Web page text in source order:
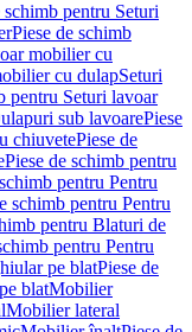
schimb pentru Seturi
Piese de schimb
mobilier cu
cu dulapSeturi
pentru Seturi lavoar
sub lavoarePiese
chiuvetePiese de
Piese de schimb pentru
pentru Pentru
schimb pentru Pentru
pentru Blaturi de
pentru Pentru
pe blatPiese de
blatMobilier
Mobilier lateral